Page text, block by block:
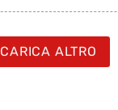
CARICA ALTRO